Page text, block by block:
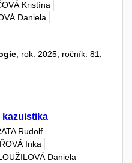
Kristína
Daniela
, rok: 2025, ročník: 81,
kazuistika
Rudolf
Inka
Daniela